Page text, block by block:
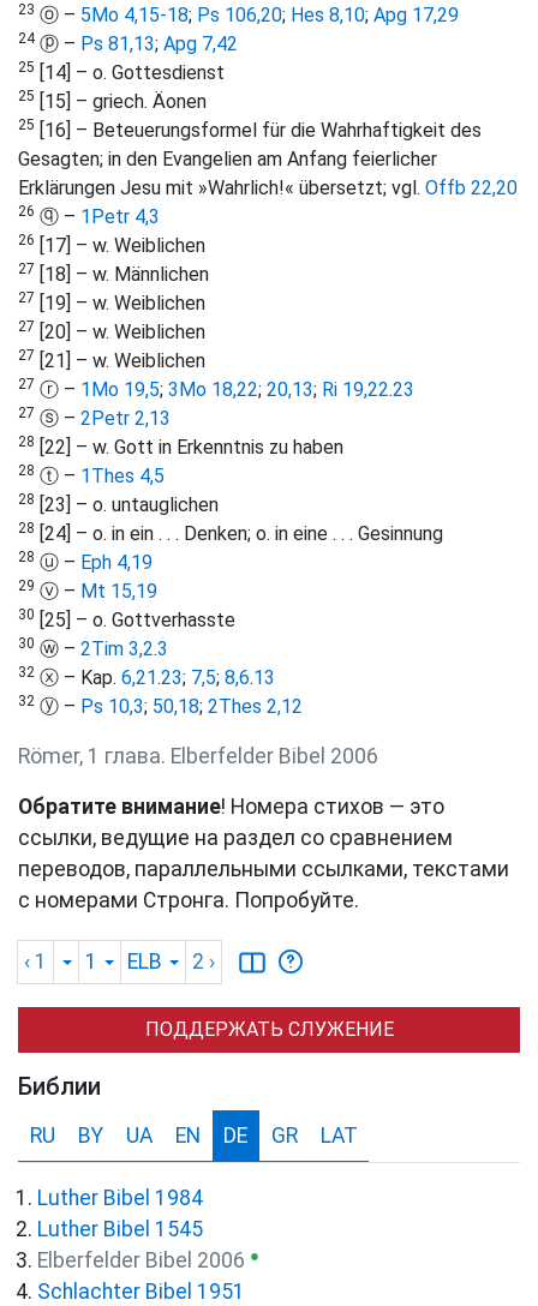
23 ⓞ – 5Mo 4,15-18; Ps 106,20; Hes 8,10; Apg 17,29
24ⓟ – Ps 81,13; Apg 7,42
25 [14] – o. Gottesdienst
25 [15] – griech. Äonen
25
[16] – Beteuerungsformel für die Wahrhaftigkeit des
Gesagten; in den Evangelien am Anfang feierlicher
Erklärungen Jesu mit »Wahrlich!« übersetzt; vgl. Offb 22,20
26 ⓠ – 1Petr 4,3
26 [17] – w. Weiblichen
27 [18] – w. Männlichen
27 [19] – w. Weiblichen
27 [20] – w. Weiblichen
27 [21] – w. Weiblichen
27 ⓡ – 1Mo 19,5; 3Mo 18,22; 20,13; Ri 19,22.23
27 ⓢ – 2Petr 2,13
28 [22] – w. Gott in Erkenntnis zu haben
28 ⓣ – 1Thes 4,5
28 [23] – o. untauglichen
28 [24] – o. in ein . . . Denken; o. in eine . . . Gesinnung
28 ⓤ – Eph 4,19
29 ⓥ – Mt 15,19
30 [25] – o. Gottverhasste
30 ⓦ – 2Tim 3,2.3
32 ⓧ – Kap. 6,21.23; 7,5; 8,6.13
32 ⓨ – Ps 10,3; 50,18; 2Thes 2,12
Römer, 1 глава. Elberfelder Bibel 2006
Обратите внимание! Номера стихов — это
ссылки, ведущие на раздел со сравнением
переводов, параллельными ссылками, текстами
с номерами Стронга. Попробуйте.
‹ 1 1 ELB 2 ›
ПОДДЕРЖАТЬ СЛУЖЕНИЕ
Библии
RU BY UA EN DE GR LAT
Luther Bibel 1984
Luther Bibel 1545
Elberfelder Bibel 2006 ●
Schlachter Bibel 1951